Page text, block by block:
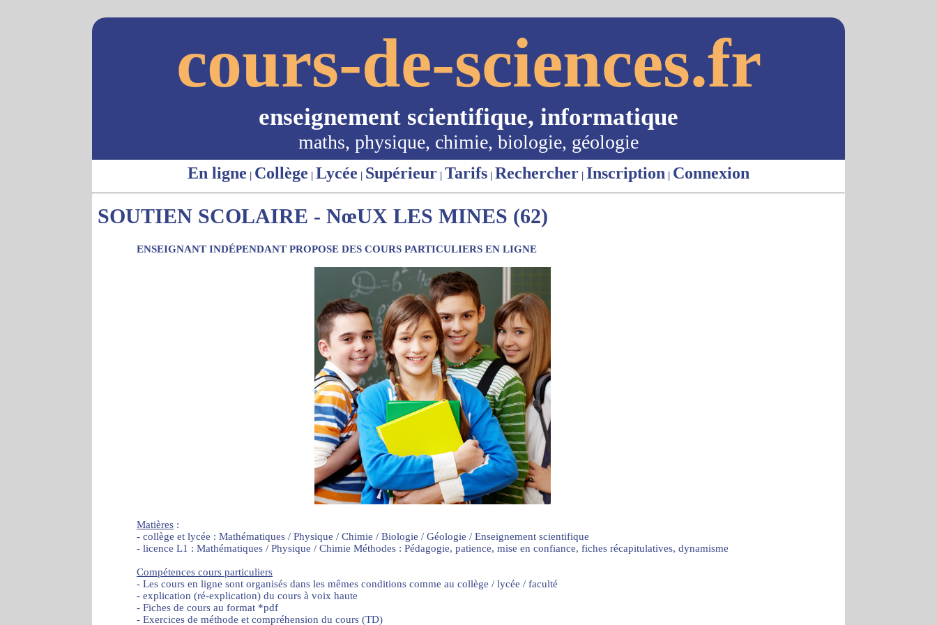
cours-de-sciences.fr
enseignement scientifique, informatique
maths, physique, chimie, biologie, géologie
En ligne | Collège | Lycée | Supérieur | Tarifs | Rechercher | Inscription | Connexion
SOUTIEN SCOLAIRE - NœUX LES MINES (62)
ENSEIGNANT INDÉPENDANT PROPOSE DES COURS PARTICULIERS EN LIGNE
Matières :
- collège et lycée : Mathématiques / Physique / Chimie / Biologie / Géologie / Enseignement scientifique
- licence L1 : Mathématiques / Physique / Chimie Méthodes : Pédagogie, patience, mise en confiance, fiches récapitulatives, dynamisme
Compétences cours particuliers
- Les cours en ligne sont organisés dans les mêmes conditions comme au collège / lycée / faculté
- explication (ré-explication) du cours à voix haute
- Fiches de cours au format *pdf
- Exercices de méthode et compréhension du cours (TD)